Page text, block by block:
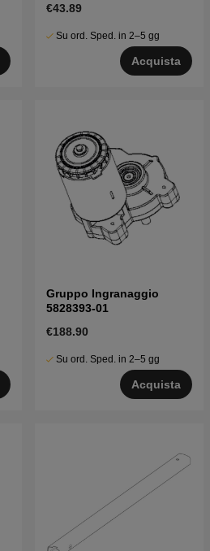
€43.89
Su ord. Sped. in 2–5 gg
Acquista
Gruppo Ingranaggio
5828393-01
€188.90
Su ord. Sped. in 2–5 gg
Acquista